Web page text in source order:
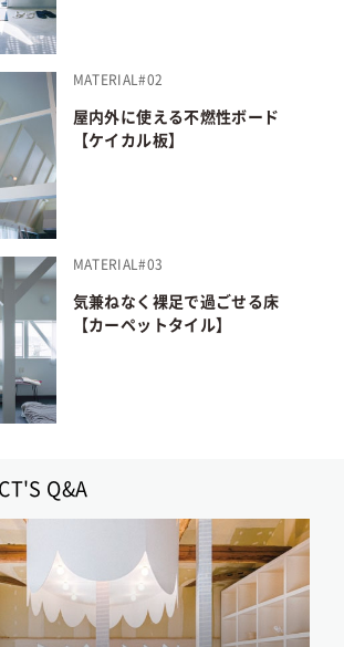
MATERIAL#02
屋内外に使える不燃性ボード
【ケイカル板】
MATERIAL#03
気兼ねなく裸足で過ごせる床
【カーペットタイル】
Q&A